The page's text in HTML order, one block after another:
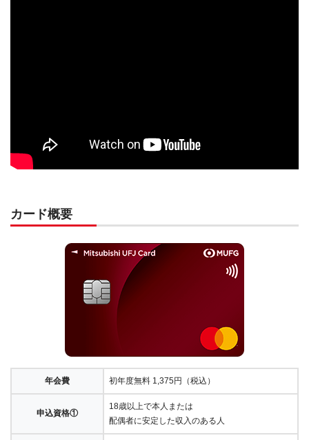
カード概要
年会費 初年度無料 1,375円（税込）
申込資格①
18歳以上で本人または
配偶者に安定した収入のある人